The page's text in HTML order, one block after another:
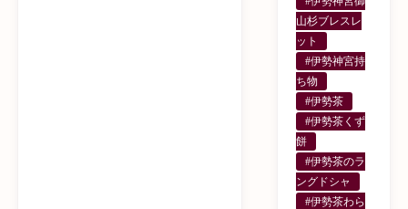
山杉ブレスレ
ット
#伊勢神宮持
ち物
#伊勢茶
#伊勢茶くず
餅
#伊勢茶のラ
ングドシャ
#伊勢茶わら